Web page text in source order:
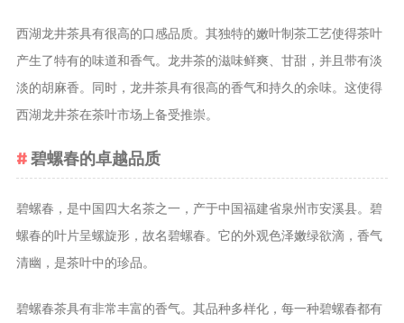
西湖龙井茶具有很高的口感品质。其独特的嫩叶制茶工艺使得茶叶
产生了特有的味道和香气。龙井茶的滋味鲜爽、甘甜，并且带有淡
淡的胡麻香。同时，龙井茶具有很高的香气和持久的余味。这使得
西湖龙井茶在茶叶市场上备受推崇。
碧螺春的卓越品质
碧螺春，是中国四大名茶之一，产于中国福建省泉州市安溪县。碧
螺春的叶片呈螺旋形，故名碧螺春。它的外观色泽嫩绿欲滴，香气
清幽，是茶叶中的珍品。
碧螺春茶具有非常丰富的香气。其品种多样化，每一种碧螺春都有
茶叶配送
茶叶健康价
值和功效
养生茶
减肥茶
功能茶
茶文化
茶叶收藏